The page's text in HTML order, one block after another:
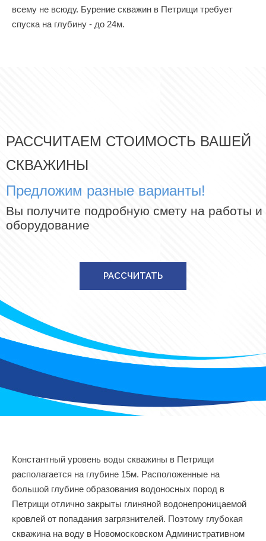
всему не всюду. Бурение скважин в Петрищи требует
спуска на глубину - до 24м.
РАССЧИТАЕМ СТОИМОСТЬ ВАШЕЙ
СКВАЖИНЫ
Предложим разные варианты!
Вы получите подробную смету на работы и
оборудование
РАССЧИТАТЬ
Константный уровень воды скважины в Петрищи
располагается на глубине 15м. Расположенные на
большой глубине образования водоносных пород в
Петрищи отлично закрыты глиняной водонепроницаемой
кровлей от попадания загрязнителей. Поэтому глубокая
скважина на воду в Новомосковском Административном